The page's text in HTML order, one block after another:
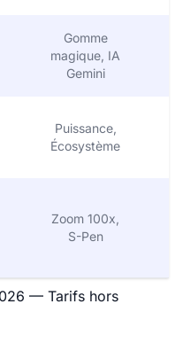
Gomme
magique, IA
Gemini
Puissance,
Écosystème
Zoom 100x,
S-Pen
— Tarifs hors